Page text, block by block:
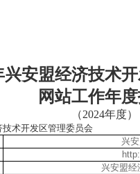
兴安盟经济技术
网站工作年
（2024年度）
技术开发区管理委员会
兴
兴安盟